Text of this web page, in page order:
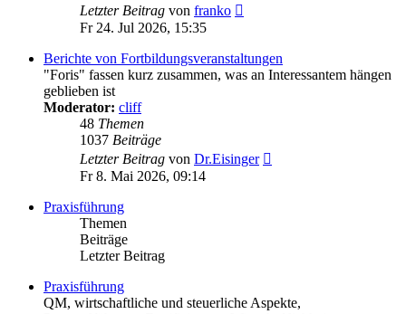
Letzter Beitrag von franko
Fr 24. Jul 2026, 15:35
Berichte von Fortbildungsveranstaltungen
"Foris" fassen kurz zusammen, was an Interessantem hängen
geblieben ist
Moderator: cliff
48 Themen
1037 Beiträge
Letzter Beitrag von Dr.Eisinger
Fr 8. Mai 2026, 09:14
Praxisführung
Themen
Beiträge
Letzter Beitrag
Praxisführung
QM, wirtschaftliche und steuerliche Aspekte,